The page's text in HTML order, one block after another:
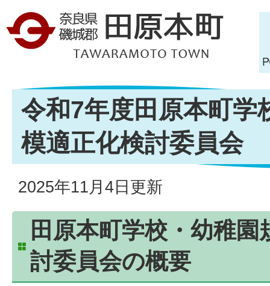
令和7年度田原本町学
模適正化検討委員会
2025年11月4日更新
田原本町学校・幼稚園
討委員会の概要